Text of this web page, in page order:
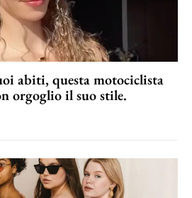
abiti, questa motociclista
orgoglio il suo stile.